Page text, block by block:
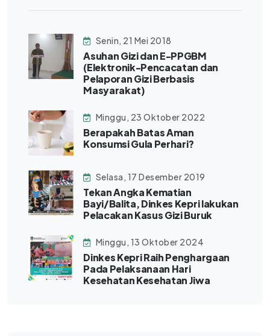
Senin, 21 Mei 2018
Asuhan Gizi dan E-PPGBM
(Elektronik-Pencacatan dan
Pelaporan Gizi Berbasis
Masyarakat)
Minggu, 23 Oktober 2022
Berapakah Batas Aman
Konsumsi Gula Perhari?
Selasa, 17 Desember 2019
Tekan Angka Kematian
Bayi/Balita, Dinkes Kepri lakukan
Pelacakan Kasus Gizi Buruk
Minggu, 13 Oktober 2024
Dinkes Kepri Raih Penghargaan
Pada Pelaksanaan Hari
Kesehatan Kesehatan Jiwa